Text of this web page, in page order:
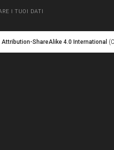
I TUOI DATI
ShareAlike 4.0 International